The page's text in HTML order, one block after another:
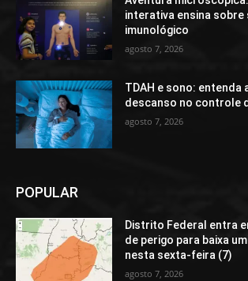
interativa ensina sobre
imunológico
agosto 7, 2026
TDAH e sono: entenda
descanso no controle
agosto 7, 2026
POPULAR
Distrito Federal entra
de perigo para baixa
nesta sexta-feira (7)
agosto 7, 2026